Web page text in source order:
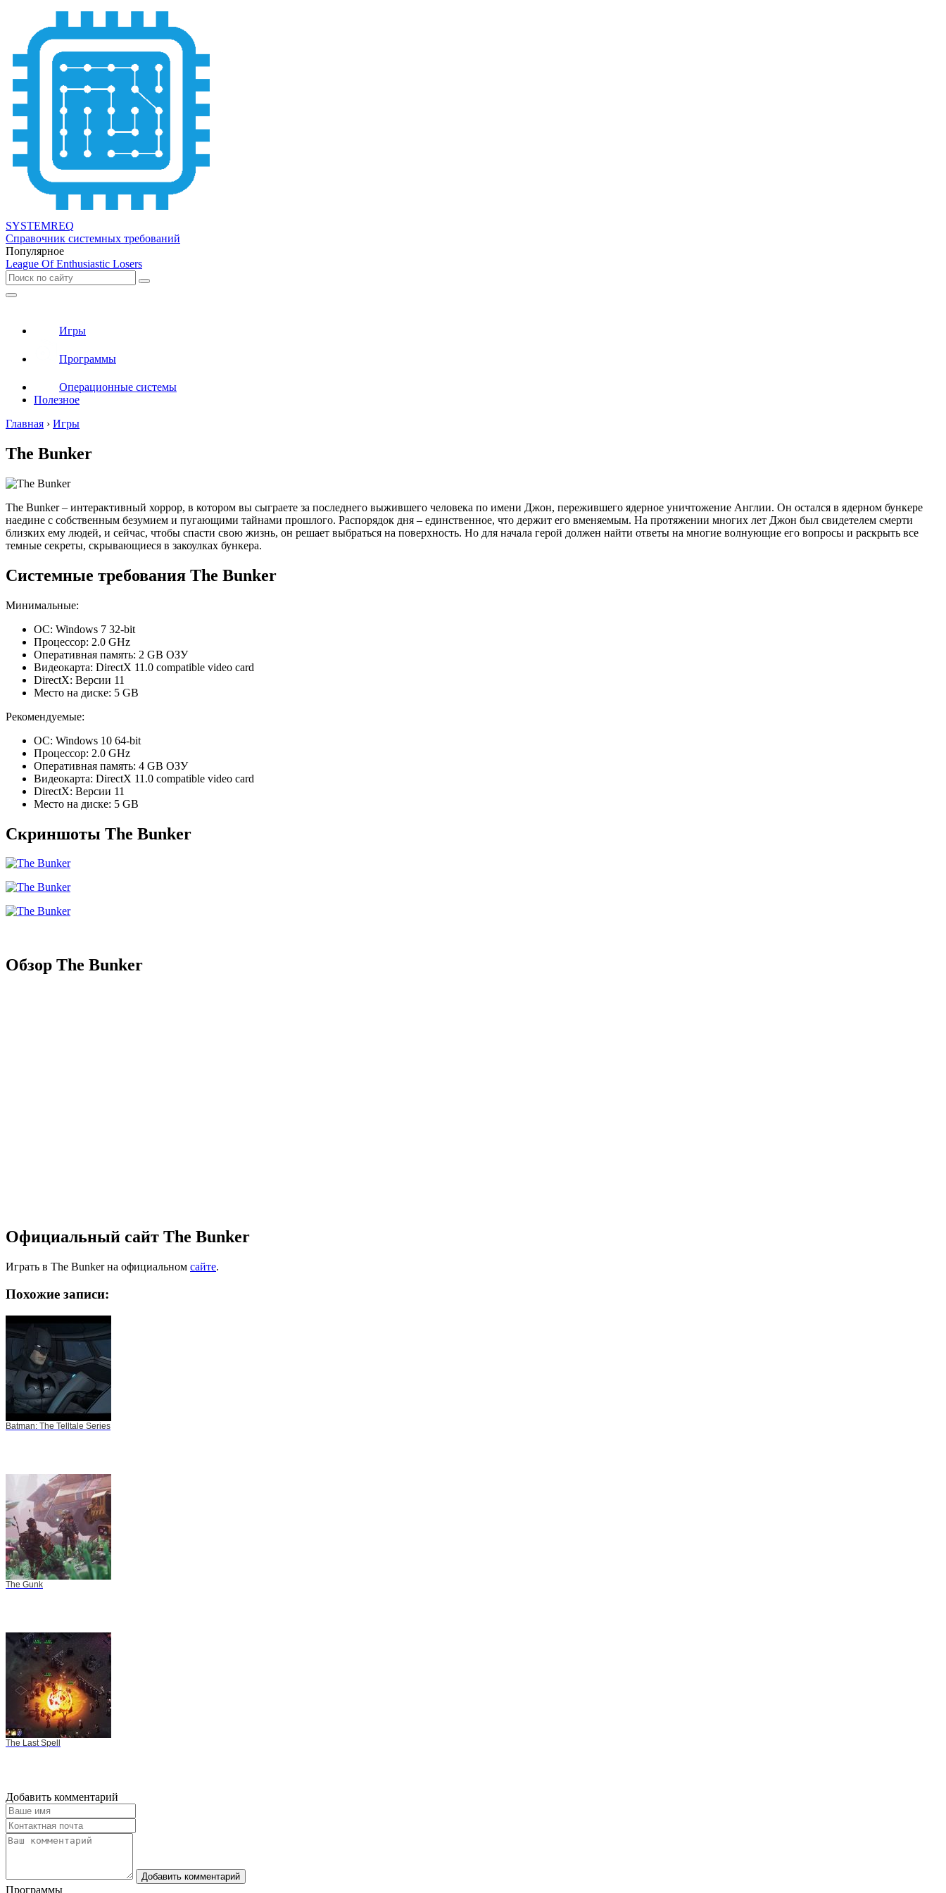
SYSTEMREQ
Справочник системных требований
Популярное
League Of Enthusiastic Losers
Игры
Программы
Операционные системы
Полезное
Главная › Игры
The Bunker
The Bunker – интерактивный хоррор, в котором вы сыграете за последнего выжившего человека по имени Джон, пережившего ядерное уничтожение Англии. Он остался в ядерном бункере
наедине с собственным безумием и пугающими тайнами прошлого. Распорядок дня – единственное, что держит его вменяемым. На протяжении многих лет Джон был свидетелем смерти
близких ему людей, и сейчас, чтобы спасти свою жизнь, он решает выбраться на поверхность. Но для начала герой должен найти ответы на многие волнующие его вопросы и раскрыть все
темные секреты, скрывающиеся в закоулках бункера.
Системные требования The Bunker
Минимальные:
ОС: Windows 7 32-bit
Процессор: 2.0 GHz
Оперативная память: 2 GB ОЗУ
Видеокарта: DirectX 11.0 compatible video card
DirectX: Версии 11
Место на диске: 5 GB
Рекомендуемые:
ОС: Windows 10 64-bit
Процессор: 2.0 GHz
Оперативная память: 4 GB ОЗУ
Видеокарта: DirectX 11.0 compatible video card
DirectX: Версии 11
Место на диске: 5 GB
Скриншоты The Bunker
Обзор The Bunker
Официальный сайт The Bunker
Играть в The Bunker на официальном сайте.
Похожие записи:
Batman: The Telltale Series
The Gunk
The Last Spell
Добавить комментарий
Добавить комментарий
Программы